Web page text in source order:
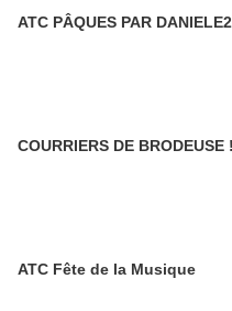
ATC PÂQUES PAR
COURRIERS DE BRODEUSE !
ATC Fête de la Musique